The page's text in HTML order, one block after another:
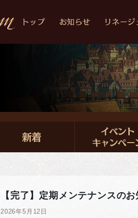
【完了】定期メンテナンスの
2026年5月12日